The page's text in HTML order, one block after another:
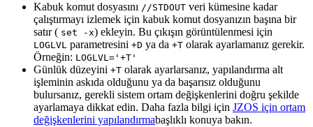
Kabuk komut dosyasını //STDOUT veri kümesine kadar
çalıştırmayı izlemek için kabuk komut dosyanızın başına bir
satır ( set -x) ekleyin. Bu çıkışın görüntülenmesi için
LOGLVL parametresini +D ya da +T olarak ayarlamanız gerekir.
Örneğin: LOGLVL='+T'
Günlük düzeyini +T olarak ayarlarsanız, yapılandırma alt
işleminin askıda olduğunu ya da başarısız olduğunu
bulursanız, gerekli sistem ortam değişkenlerini doğru şekilde
ayarlamaya dikkat edin. Daha fazla bilgi için JZOS için ortam
değişkenlerini yapılandırmabaşlıklı konuya bakın.